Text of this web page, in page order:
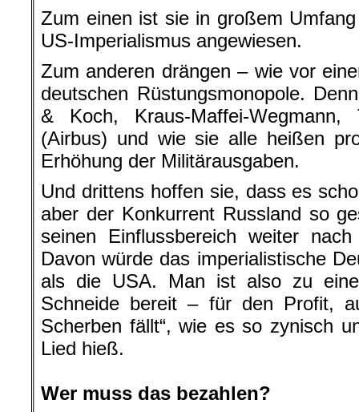
Zum einen ist sie in großem
US-Imperialismus angewiesen.
Zum anderen drängen – wie vor
deutschen Rüstungsmonopole.
& Koch, Kraus-Maffei-
(Airbus) und wie sie alle heißen
Erhöhung der Militärausgaben.
Und drittens hoffen sie, dass es
aber der Konkurrent Russland so
seinen Einflussbereich weiter
Davon würde das imperialistische
als die USA. Man ist also zu
Schneide bereit – für den Profit,
Scherben fällt“, wie es so zynisch
Lied hieß.
Wer muss das bezahlen?